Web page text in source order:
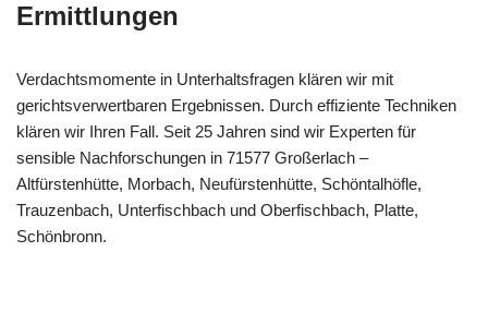
Ermittlungen
Verdachtsmomente in Unterhaltsfragen klären wir mit
gerichtsverwertbaren Ergebnissen. Durch effiziente Techniken
klären wir Ihren Fall. Seit 25 Jahren sind wir Experten für
sensible Nachforschungen in 71577 Großerlach –
Altfürstenhütte, Morbach, Neufürstenhütte, Schöntalhöfle,
Trauzenbach, Unterfischbach und Oberfischbach, Platte,
Schönbronn.